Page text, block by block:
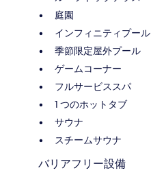
庭園
インフィニティプール
季節限定屋外プール
ゲームコーナー
フルサービススパ
1 つのホットタブ
サウナ
スチームサウナ
バリアフリー設備